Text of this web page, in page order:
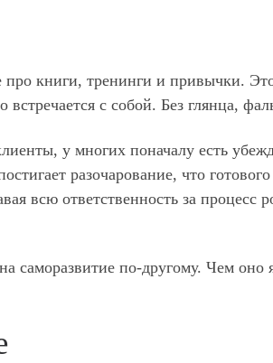
про книги, тренинги и привычки.
встречается с собой. Без глянца,
у многих поначалу есть
разочарование, что
всю ответственность за процесс
саморазвитие по-другому. Чем оно